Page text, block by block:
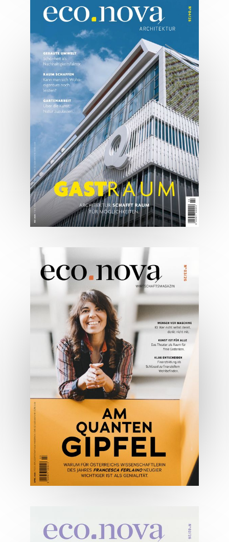
07/2026
Tirols Top 500 - Juli/August
2026
JETZT BESTELLEN
ONLINE LESEN
05/2026
Spezial: Architektur &
Lifestyle Mai 2026
JETZT BESTELLEN
ONLINE LESEN